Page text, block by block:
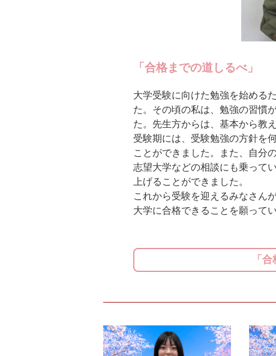
「合格までの道しるべ」
大学受験に向けた勉強を始める
た。その頃の私は、勉強の習慣
た。先生方からは、基本から教
受験期には、受験勉強の方針を
ことができました。また、自分
志望大学などの相談にも乗って
上げることができました。
これから受験を迎えるみなさん
大学に合格できることを願って
「